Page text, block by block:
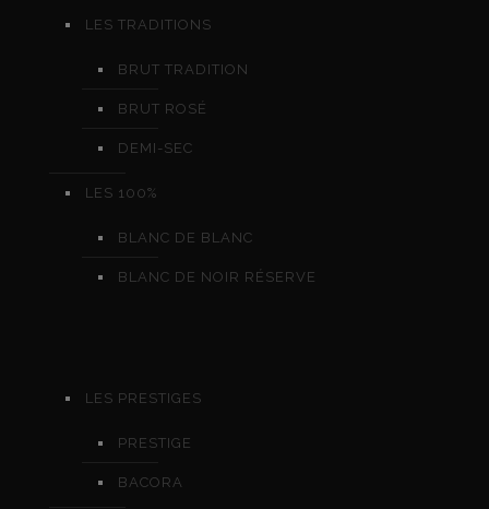
LES TRADITIONS
BRUT TRADITION
BRUT ROSÉ
DEMI-SEC
LES 100%
BLANC DE BLANC
BLANC DE NOIR RÉSERVE
LES PRESTIGES
PRESTIGE
BACORA